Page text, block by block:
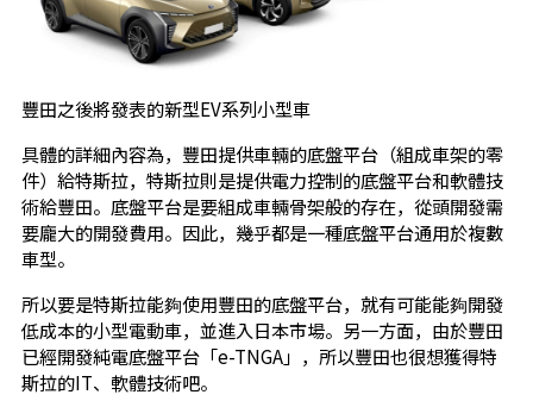
豐田之後將發表的新型EV系列小型車
具體的詳細內容為，豐田提供車輛的底盤平台（組成車架的零
件）給特斯拉，特斯拉則是提供電力控制的底盤平台和軟體技
術給豐田。底盤平台是要組成車輛骨架般的存在，從頭開發需
要龐大的開發費用。因此，幾乎都是一種底盤平台通用於複數
車型。
所以要是特斯拉能夠使用豐田的底盤平台，就有可能能夠開發
低成本的小型電動車，並進入日本市場。另一方面，由於豐田
已經開發純電底盤平台「e-TNGA」，所以豐田也很想獲得特
斯拉的IT、軟體技術吧。